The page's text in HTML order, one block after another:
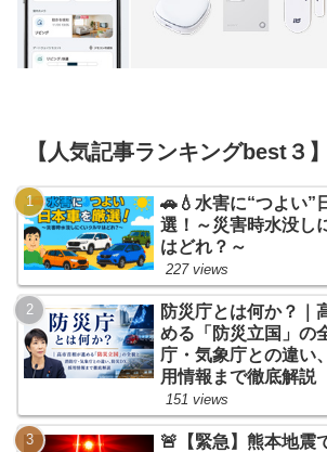
【人気記事ランキングbest３】
🚗💧水害に“つよい”
選！～災害時水没し
はどれ？～
227 views
防災庁とは何か？｜
める「防災立国」の
庁・気象庁との違い
用情報まで徹底解説
151 views
🚨【緊急】熊本地震